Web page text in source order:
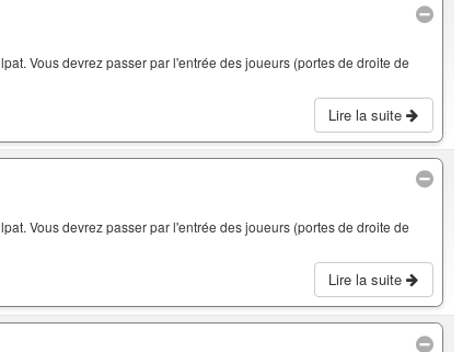
Vous devrez passer par l'entrée des joueurs (portes de droite de
Lire la suite
Vous devrez passer par l'entrée des joueurs (portes de droite de
Lire la suite